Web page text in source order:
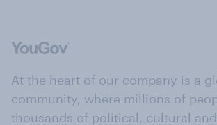
At the heart of our company is a
community, where millions of
thousands of political, cultural